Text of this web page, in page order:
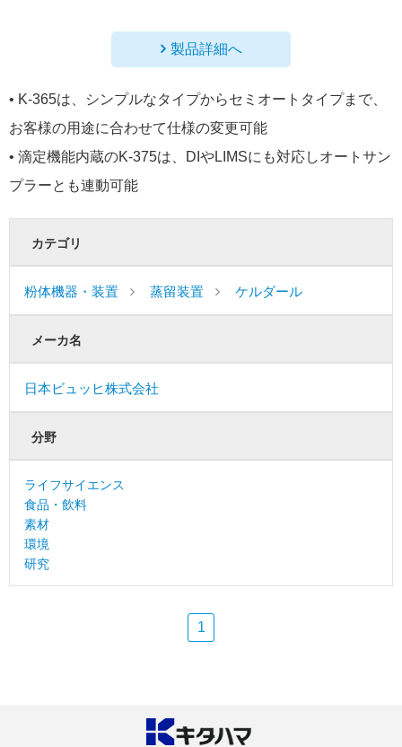
製品詳細へ
• K-365は、シンプルなタイプからセミオートタイプまで、
お客様の用途に合わせて仕様の変更可能
• 滴定機能内蔵のK-375は、DIやLIMSにも対応しオートサン
プラーとも連動可能
カテゴリ
粉体機器・装置 蒸留装置 ケルダール
メーカ名
日本ビュッヒ株式会社
分野
ライフサイエンス
食品・飲料
素材
環境
研究
1